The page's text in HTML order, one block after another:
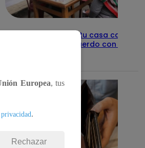
Revisa con tu DNI si tu casa califica
como pobre, de acuerdo con el Sisfoh
Europea, tus
.
Rechazar